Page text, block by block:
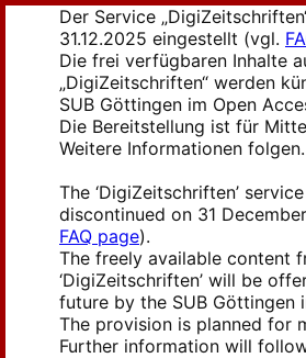
Der Service
31.12.2025 eingestellt (vgl.
Die frei verfügbaren Inhalte
„DigiZeitschriften“ werden
SUB Göttingen im Open
Die Bereitstellung ist für
Weitere Informationen folgen.
The ‘DigiZeitschriften’
discontinued on 31
FAQ page).
The freely available content
‘DigiZeitschriften’ will be
future by the SUB Göttingen
The provision is planned for
Further information will